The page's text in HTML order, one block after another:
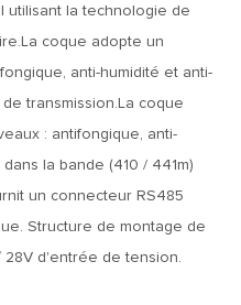
utilisant la technologie de
coque adopte un
anti-humidité et anti-
transmission.La coque
: antifongique, anti-
la bande (410 / 441m)
un connecteur RS485
Structure de montage de
28V d'entrée de tension.